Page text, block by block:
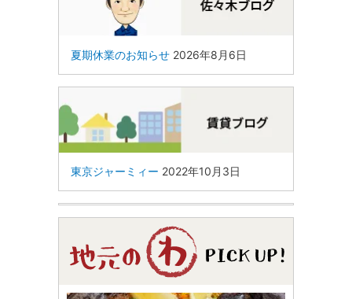
夏期休業のお知らせ 2026年8月6日
東京ジャーミィー 2022年10月3日